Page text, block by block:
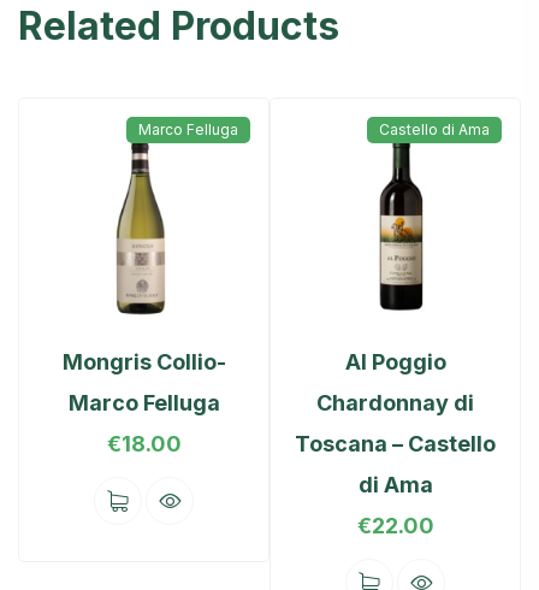
Related Products
Marco Felluga
Mongris Collio-
Marco Felluga
€18.00
Castello di Ama
Al Poggio
Chardonnay di
Toscana – Castello
di Ama
€22.00